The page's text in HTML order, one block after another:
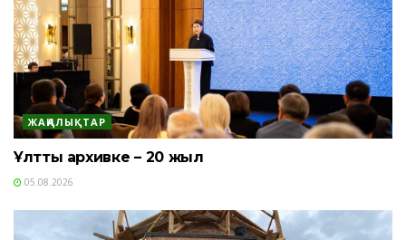
ЖАҢАЛЫҚТАР
Ұлттық архивке – 20 жыл
05.08.2026